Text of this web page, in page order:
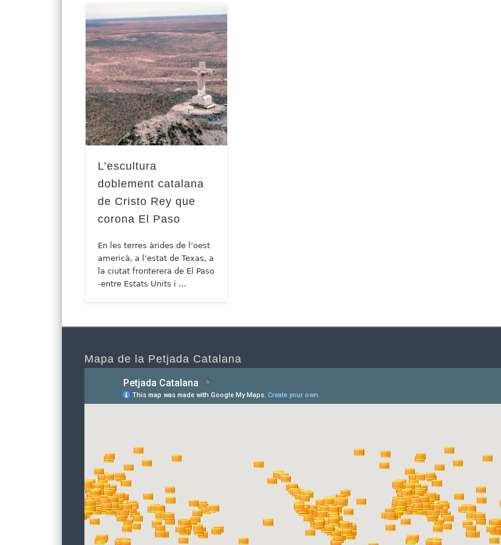
L’escultura
doblement catalana
de Cristo Rey que
corona El Paso
En les terres àrides de l’oest
americà, a l’estat de Texas, a
la ciutat fronterera de El Paso
-entre Estats Units i …
Mapa de la Petjada Catalana